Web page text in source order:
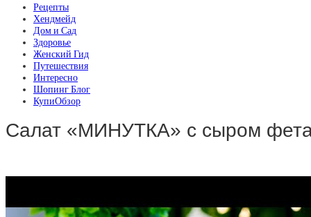
Рецепты
Хендмейд
Дом и Сад
Здоровье
Женский Гид
Путешествия
Интересно
Шопинг Блог
КупиОбзор
Салат «МИНУТКА» с сыром